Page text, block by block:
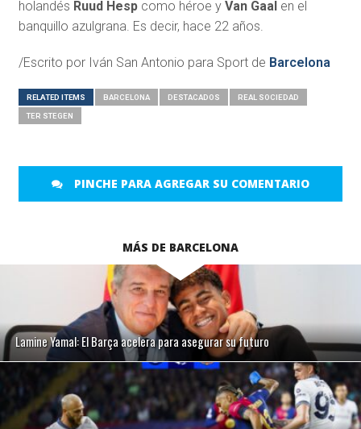
holandés Ruud Hesp como héroe y Van Gaal en el
banquillo azulgrana. Es decir, hace 22 años.
/Escrito por Iván San Antonio para Sport de Barcelona
RELATED ITEMS BARCELONA DESTACADOS REAL SOCIEDAD
TER STEGEN
PINCHE PARA AGREGAR SU COMENTARIO
MÁS DE BARCELONA
Lamine Yamal: El Barça acelera para asegurar su futuro